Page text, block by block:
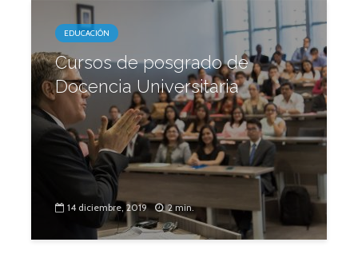
EDUCACIÓN
Cursos de posgrado de
Docencia Universitaria
14 diciembre, 2019 2 min.